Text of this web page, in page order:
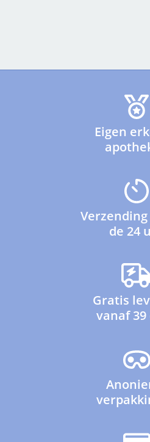
Eigen
de 24
Gratis
vanaf